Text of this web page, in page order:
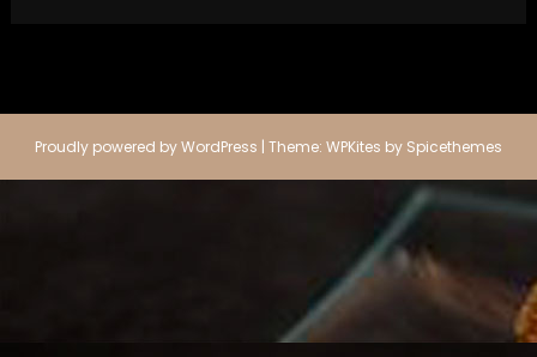
Proudly powered byWordPress | Theme: WPKites by Spicethemes